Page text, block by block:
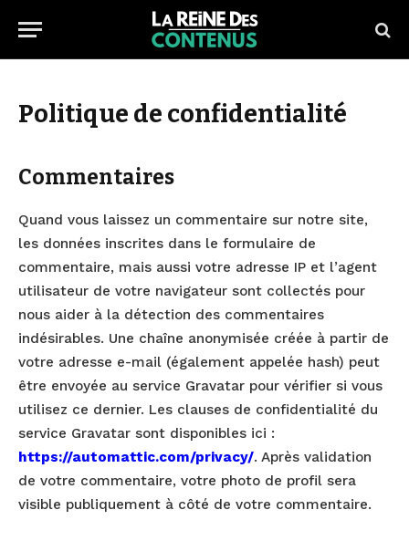
Politique de confidentialité
Commentaires
Quand vous laissez un commentaire sur notre site,
les données inscrites dans le formulaire de
commentaire, mais aussi votre adresse IP et l’agent
utilisateur de votre navigateur sont collectés pour
nous aider à la détection des commentaires
indésirables. Une chaîne anonymisée créée à partir de
votre adresse e-mail (également appelée hash) peut
être envoyée au service Gravatar pour vérifier si vous
utilisez ce dernier. Les clauses de confidentialité du
service Gravatar sont disponibles ici :
https://automattic.com/privacy/. Après validation
de votre commentaire, votre photo de profil sera
visible publiquement à côté de votre commentaire.